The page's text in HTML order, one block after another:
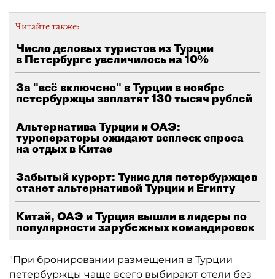
Читайте также:
Число деловых туристов из Турции
в Петербурге увеличилось на 10%
За "всё включено" в Турции в ноябре
петербуржцы заплатят 130 тысяч рублей
Альтернатива Турции и ОАЭ:
туроператоры ожидают всплеск спроса
на отдых в Китае
Забытый курорт: Тунис для петербуржцев
станет альтернативой Турции и Египту
Китай, ОАЭ и Турция вышли в лидеры по
популярности зарубежных командировок
"При бронировании размещения в Турции
петербуржцы чаще всего выбирают отели без